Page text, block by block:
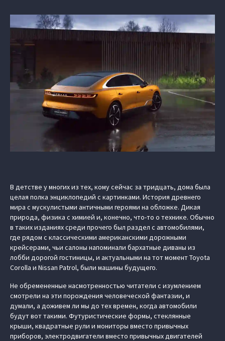
В детстве у многих из тех, кому сейчас за тридцать, дома была
целая полка энциклопедий с картинками. История древнего
мира с мускулистыми античными героями на обложке. Дикая
природа, физика с химией и, конечно, что-то о технике. Обычно
в таких изданиях среди прочего был раздел с автомобилями,
где рядом с классическими американскими дорожными
крейсерами, чьи салоны напоминали бархатные диваны из
лобби дорогой гостиницы, и актуальными на тот момент Toyota
Corolla и Nissan Patrol, были машины будущего.
Не обремененные насмотренностью читатели с изумлением
смотрели на эти порождения человеческой фантазии, и
думали, а доживем ли мы до тех времен, когда автомобили
будут вот такими. Футуристические формы, стеклянные
крыши, квадратные рули и мониторы вместо привычных
приборов, электродвигатели вместо привычных двигателей